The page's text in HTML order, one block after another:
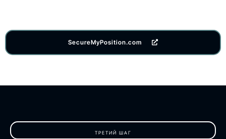
SecureMyPosition.com
ТРЕТИЙ ШАГ